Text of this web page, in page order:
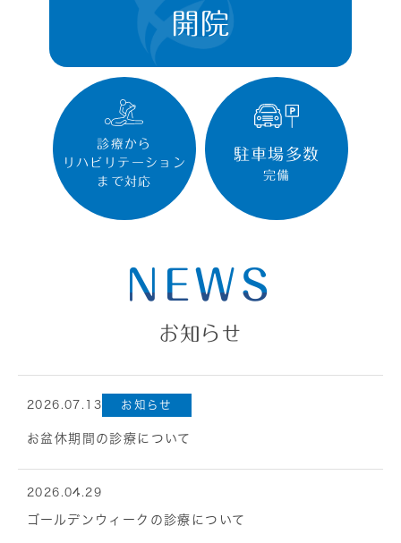
開院
診療から
リハビリテーション
まで対応
駐車場多数
完備
NEWS
お知らせ
2026.07.13 お知らせ
お盆休期間の診療について
2026.04.29
ゴールデンウィークの診療について